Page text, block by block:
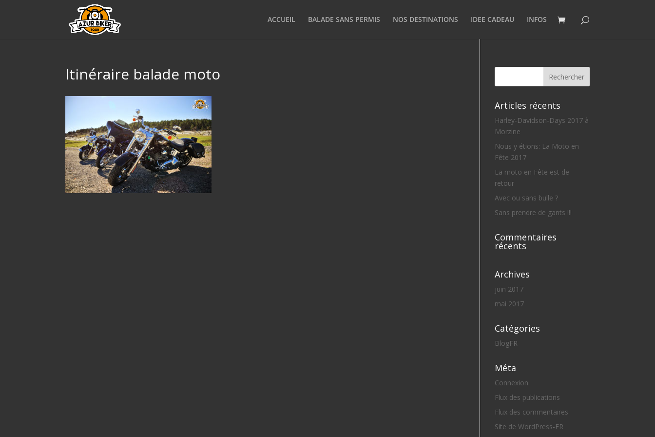
ACCUEIL BALADE SANS PERMIS NOS DESTINATIONS IDEE CADEAU INFOS
Itinéraire balade moto
Articles récents
Harley-Davidson-Days 2017 à
Morzine
Nous y étions: La Moto en
Fête 2017
La moto en Fête est de
retour
Avec ou sans bulle ?
Sans prendre de gants !!!
Commentaires
récents
Archives
juin 2017
mai 2017
Catégories
BlogFR
Méta
Connexion
Flux des publications
Flux des commentaires
Site de WordPress-FR